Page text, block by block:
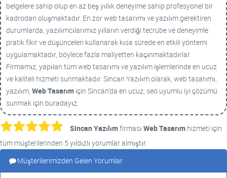
belgelere sahip olup en az beş yıllık deneyime sahip profesyonel bir
kadrodan oluşmaktadır. En zor web tasarımı ve yazılım gerektiren
durumlarda, yazılımcılarımız yılların verdiği tecrübe ve deneyimle
pratik fikir ve düşünceleri kullanarak kısa sürede en etkili yöntemi
uygulamaktadır, böylece fazla maliyetten kaçınmaktadırlar.
Firmamız, yapılan tüm web tasarımı ve yazılım işlemlerinde en ucuz
ve kaliteli hizmeti sunmaktadır. Sincan Yazılım olarak, web tasarımı,
yazılım, Web Tasarım için Sincan'da en ucuz, seo uyumlu iyi çözümü
sunmak için buradayız.
Sincan Yazılımfirması Web Tasarım hizmeti için
tüm müşterilerinden 5 yıldızlı yorumlar almıştır.
Müşterilerimizden Gelen Yorumlar